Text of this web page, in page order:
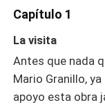
Capítulo 1
La visita
Antes que nada
Mario Granillo,
apoyo esta obra